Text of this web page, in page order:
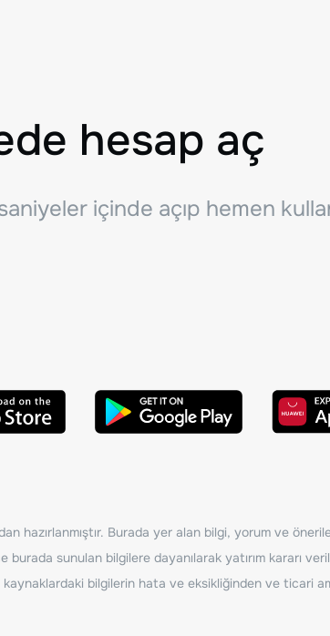
hesap aç
içinde açıp hemen
hazırlanmıştır. Burada yer alan bilgi, yorum ve
sunulan bilgilere dayanılarak yatırım kararı
bilgilerin hata ve eksikliğinden ve ticari